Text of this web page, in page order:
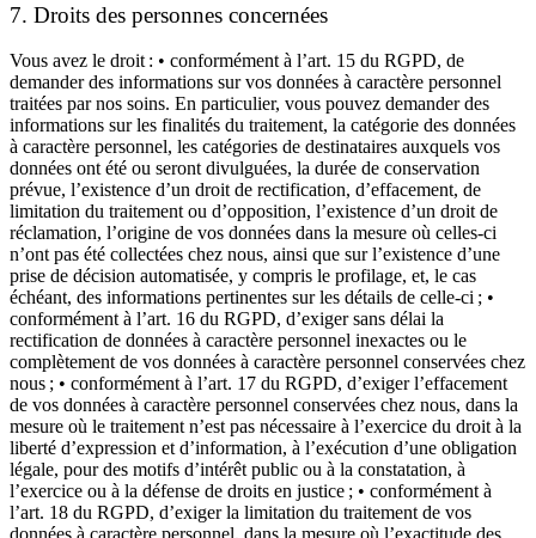
7. Droits des personnes concernées
Vous avez le droit : • conformément à l’art. 15 du RGPD, de
demander des informations sur vos données à caractère personnel
traitées par nos soins. En particulier, vous pouvez demander des
informations sur les finalités du traitement, la catégorie des données
à caractère personnel, les catégories de destinataires auxquels vos
données ont été ou seront divulguées, la durée de conservation
prévue, l’existence d’un droit de rectification, d’effacement, de
limitation du traitement ou d’opposition, l’existence d’un droit de
réclamation, l’origine de vos données dans la mesure où celles-ci
n’ont pas été collectées chez nous, ainsi que sur l’existence d’une
prise de décision automatisée, y compris le profilage, et, le cas
échéant, des informations pertinentes sur les détails de celle-ci ; •
conformément à l’art. 16 du RGPD, d’exiger sans délai la
rectification de données à caractère personnel inexactes ou le
complètement de vos données à caractère personnel conservées chez
nous ; • conformément à l’art. 17 du RGPD, d’exiger l’effacement
de vos données à caractère personnel conservées chez nous, dans la
mesure où le traitement n’est pas nécessaire à l’exercice du droit à la
liberté d’expression et d’information, à l’exécution d’une obligation
légale, pour des motifs d’intérêt public ou à la constatation, à
l’exercice ou à la défense de droits en justice ; • conformément à
l’art. 18 du RGPD, d’exiger la limitation du traitement de vos